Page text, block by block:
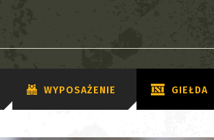
WYPOSAŻENIE GIEŁDA